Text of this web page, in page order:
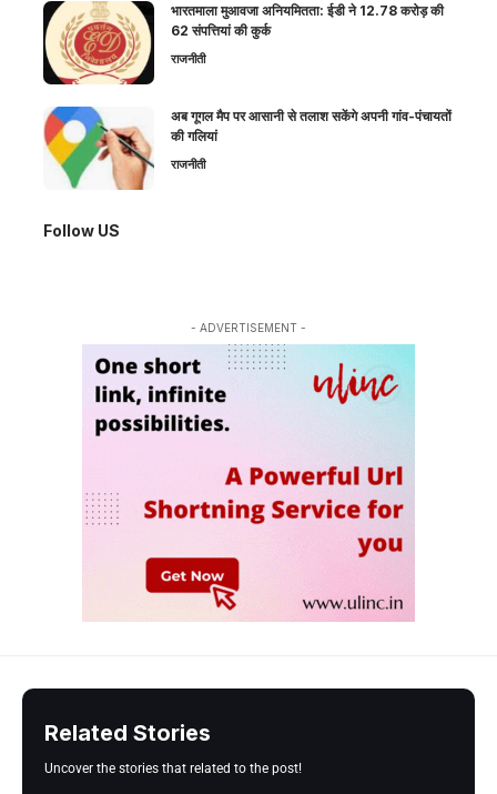
भारतमाला मुआवजा अनियमितता: ईडी ने 12.78 करोड़ की
62 संपत्तियां की कुर्क
राजनीती
अब गूगल मैप पर आसानी से तलाश सकेंगे अपनी गांव-पंचायतों
की गलियां
राजनीती
Follow US
- ADVERTISEMENT -
Related Stories
Uncover the stories that related to the post!